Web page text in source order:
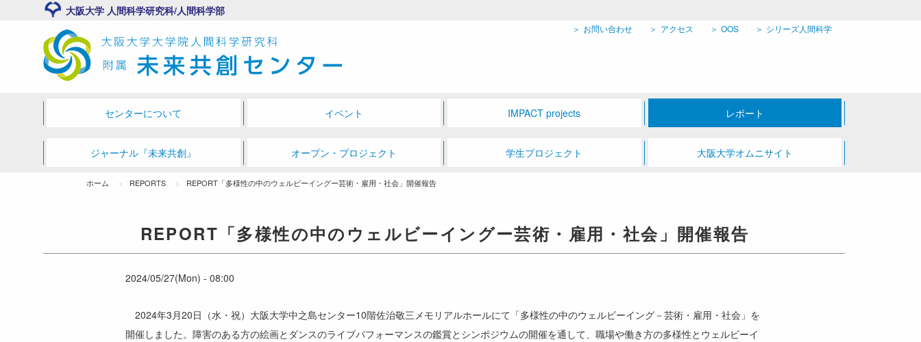
大阪大学 人間科学研究科/人間科学部
お問い合わせ アクセス OOS シリーズ人間科学
センターについて イベント IMPACT projects レポート
ジャーナル『未来共創』 オープン・プロジェクト 学生プロジェクト 大阪大学オムニサイト
ホーム REPORTS REPORT「多様性の中のウェルビーイングー芸術・雇用・社会」開催報告
REPORT「多様性の中のウェルビーイングー芸術・雇用・社会」開催報告
2024/05/27(Mon) - 08:00
2024年3月20日（水・祝）大阪大学中之島センター10階佐治敬三メモリアルホールにて「多様性の中のウェルビーイング－芸術・雇用・社会」を
開催しました。障害のある方の絵画とダンスのライブパフォーマンスの鑑賞とシンポジウムの開催を通して、職場や働き方の多様性とウェルビーイ